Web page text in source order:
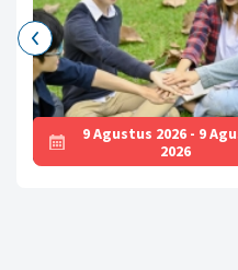
9 Agustus 2026 - 9
2026